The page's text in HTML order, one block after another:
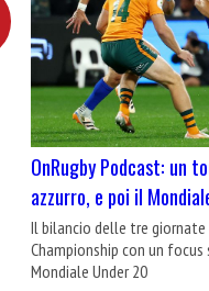
OnRugby Podcast: un
azzurro, e poi il
Il bilancio delle tre giornate
Championship con un focus
Mondiale Under 20